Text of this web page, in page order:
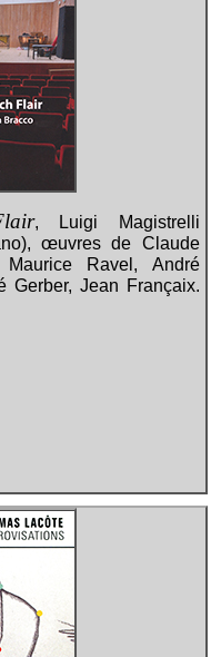
, Luigi Magistrelli
œuvres de Claude
Maurice Ravel, André
Gerber, Jean Françaix.